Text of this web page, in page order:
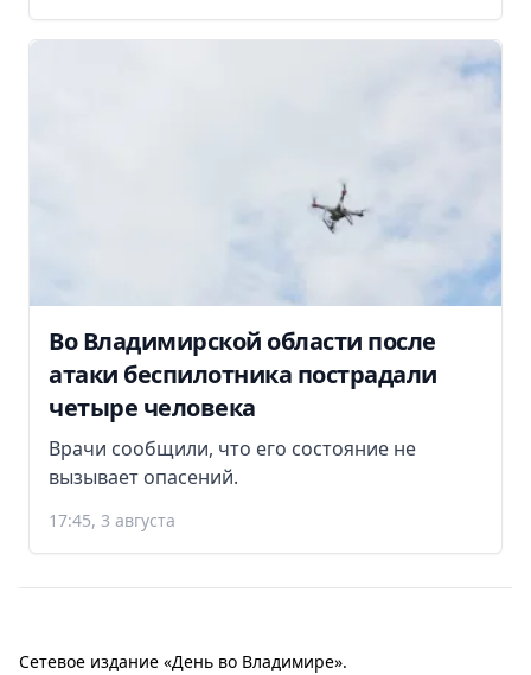
Во Владимирской области после
атаки беспилотника пострадали
четыре человека
Врачи сообщили, что его состояние не
вызывает опасений.
17:45, 3 августа
Сетевое издание «День во Владимире».